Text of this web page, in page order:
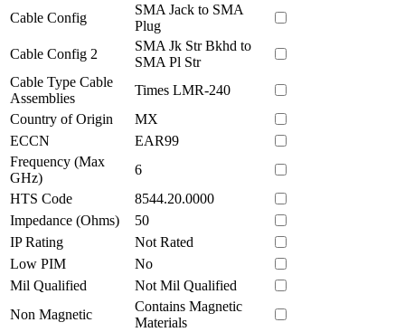
Cable Config
SMA Jack to SMA
Plug
Cable Config 2
SMA Jk Str Bkhd to
SMA Pl Str
Cable Type Cable
Assemblies
Times LMR-240
Country of Origin
MX
ECCN
EAR99
Frequency (Max
GHz)
6
HTS Code
8544.20.0000
Impedance (Ohms)
50
IP Rating
Not Rated
Low PIM
No
Mil Qualified
Not Mil Qualified
Non Magnetic
Contains Magnetic
Materials